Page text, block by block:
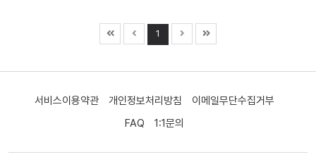
1
서비스이용약관 개인정보처리방침
이메일무단수집거부
FAQ
1:1문의